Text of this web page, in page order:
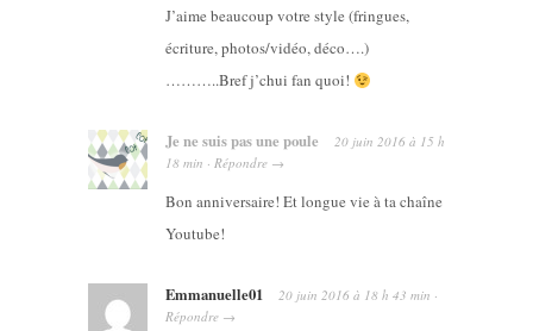
J’aime beaucoup votre style (fringues,
écriture, photos/vidéo, déco….)
………..Bref j’chui fan quoi!
Je ne suis pas une poule 20 juin 2016 à 15 h
18 min · Répondre →
Bon anniversaire! Et longue vie à ta chaîne
Youtube!
Emmanuelle01 20 juin 2016 à 18 h 43 min ·
Répondre →